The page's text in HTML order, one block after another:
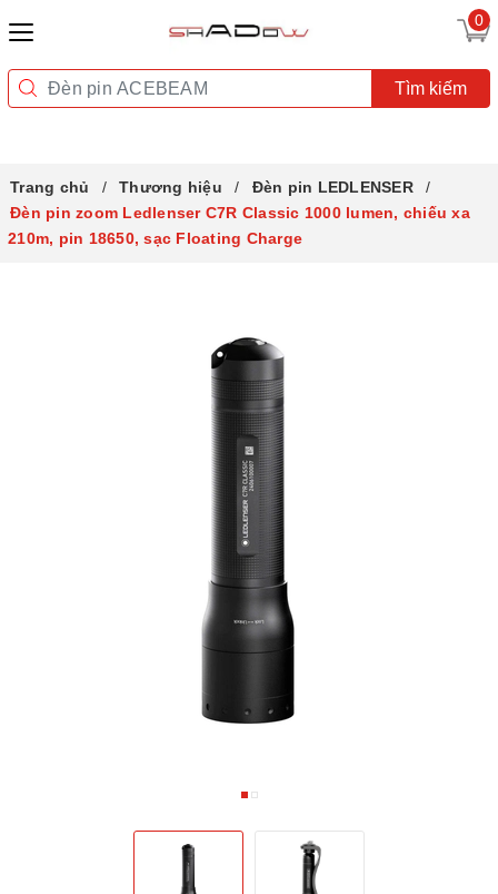
0
Tìm kiếm
Trang chủ Thương hiệu
Đèn pin LEDLENSER
Đèn pin zoom Ledlenser C7R Classic 1000 lumen, chiếu xa
210m, pin 18650, sạc Floating Charge